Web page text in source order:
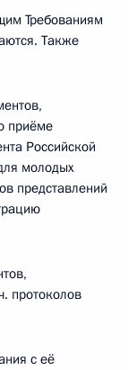
Требованиям
Также
приёме
Российской
молодых
представлений
протоколов
с её